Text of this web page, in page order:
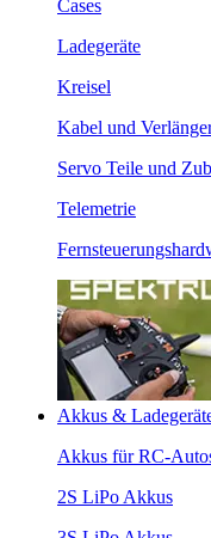
Cases
Ladegeräte
Kreisel
Kabel und
Servo Teile und
Telemetrie
Akkus &
Akkus für RC-
2S LiPo Akkus